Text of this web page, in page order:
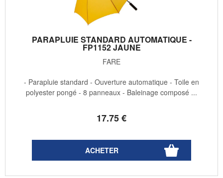
PARAPLUIE STANDARD AUTOMATIQUE -
FP1152 JAUNE
FARE
17.75€
- Parapluie standard - Ouverture automatique - Toile en
polyester pongé - 8 panneaux - Baleinage composé ...